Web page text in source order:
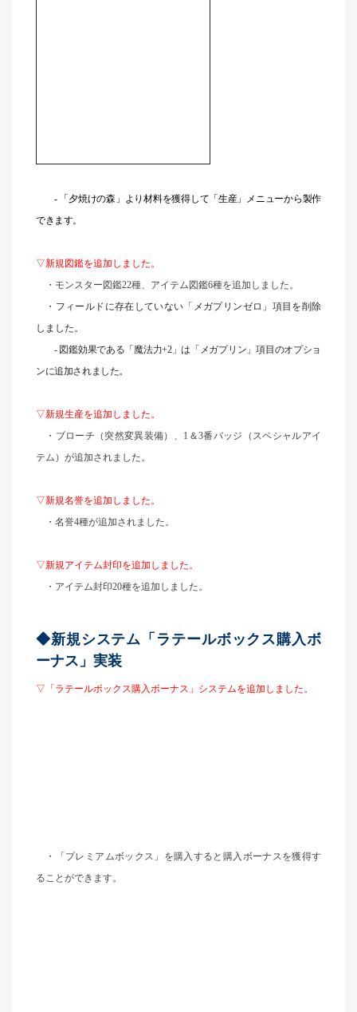
-
「夕焼けの森」より材料を獲得して「生産」メニューから製作
できます。
▽新規図鑑を追加しました。
・モンスター図鑑22種、アイテム図鑑6種を追加しました。
・フィールドに存在していない「メガプリンゼロ」項目を削除
しました。
- 図鑑効果である「魔法力+2」は「メガプリン」項目のオプショ
ンに追加されました。
▽新規生産を追加しました。
・ブローチ（突然変異装備）、1＆3番バッジ（スペシャルアイ
テム）が追加されました。
▽新規名誉を追加しました。
・名誉4種が追加されました。
▽新規アイテム封印を追加しました。
・アイテム封印20種を追加しました。
◆新規システム「ラテールボックス購入ボ
ーナス」実装
▽「ラテールボックス購入ボーナス」システムを追加しました。
・「プレミアムボックス」を購入すると購入ボーナスを獲得す
ることができます。